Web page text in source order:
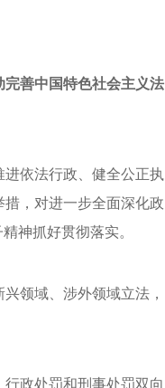
善中国特色社会主义法
依法行政、健全公正执
，对进一步全面深化政
神抓好贯彻落实。
领域、涉外领域立法，
政处罚和刑事处罚双向